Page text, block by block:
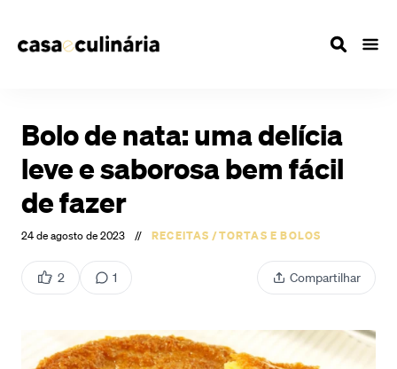
Bolo de nata: uma delícia
leve e saborosa bem fácil
de fazer
24 de agosto de 2023 // RECEITAS /TORTAS E BOLOS
2 1 Compartilhar